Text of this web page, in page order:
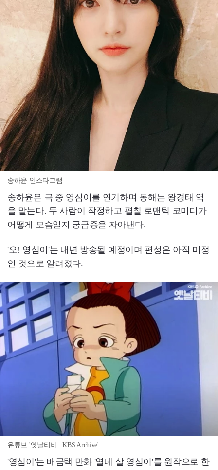
송하윤 인스타그램
송하윤은 극 중 영심이를 연기하며 동해는 왕경태 역
을 맡는다. 두 사람이 작정하고 펼칠 로맨틱 코미디가
어떻게 모습일지 궁금증을 자아낸다.
'오! 영심이'는 내년 방송될 예정이며 편성은 아직 미정
인 것으로 알려졌다.
유튜브 '옛날티비 : KBS Archive'
'영심이'는 배금택 만화 '열네 살 영심이'를 원작으로 한